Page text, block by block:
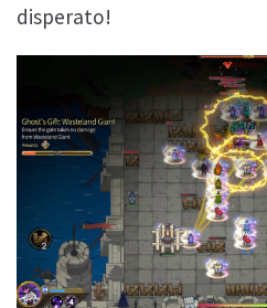
disperato!